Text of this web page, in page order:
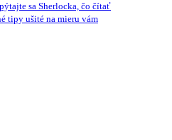
sa Sherlocka, čo čítať
tipy ušité na mieru vám